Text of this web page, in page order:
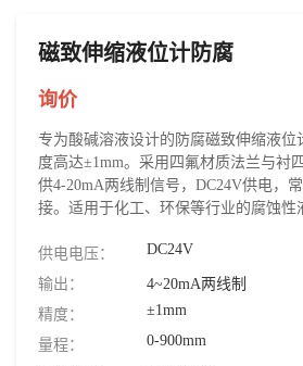
磁致伸缩液位计防腐
询价
专为酸碱溶液设计的防腐磁致伸缩液位
度高达±1mm。采用四氟材质法兰与衬
供4-20mA两线制信号，DC24V供电，
接。适用于化工、环保等行业的腐蚀性
供电电压： DC24V
输出：
4~20mA两线制
精度：
±1mm
量程： 0-900mm